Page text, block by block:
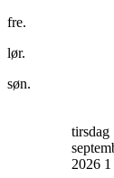
fre.
lør.
søn.
tirsdag
2026 1